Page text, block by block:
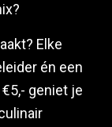
Elke
én een
geniet je